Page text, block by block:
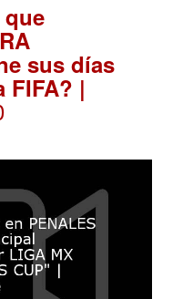
que
sus días
FIFA? |